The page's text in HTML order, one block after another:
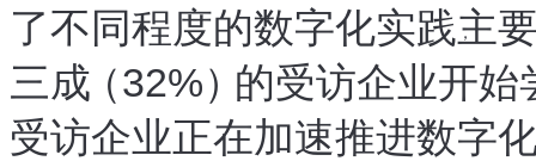
了不同程度的数字化实践 ，
主
三成（32%） 的受访企业开始
受访企业正在加速推进数字